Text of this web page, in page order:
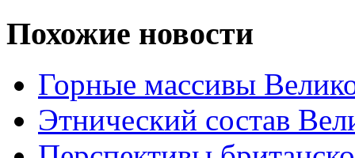
Похожие новости
Горные массивы
Этнический состав